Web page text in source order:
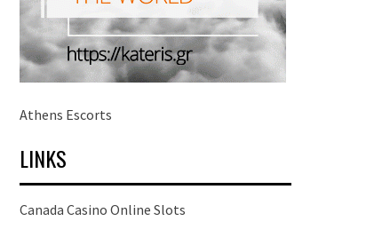
Athens Escorts
LINKS
Canada Casino Online Slots